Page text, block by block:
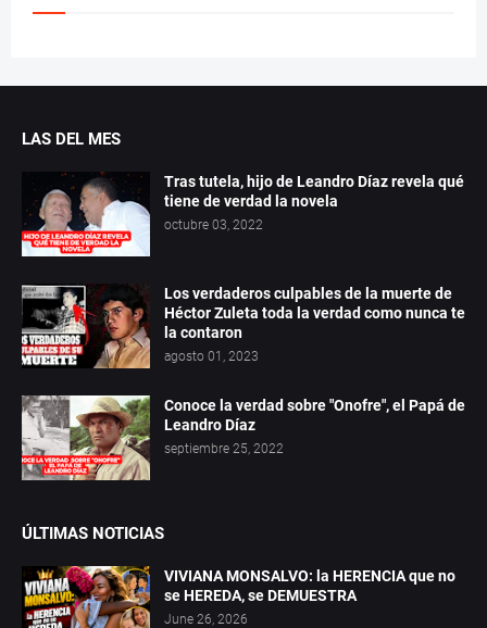
LAS DEL MES
Tras tutela, hijo de Leandro Díaz revela qué
tiene de verdad la novela
octubre 03, 2022
Los verdaderos culpables de la muerte de
Héctor Zuleta toda la verdad como nunca te
la contaron
agosto 01, 2023
Conoce la verdad sobre "Onofre", el Papá de
Leandro Díaz
septiembre 25, 2022
ÚLTIMAS NOTICIAS
VIVIANA MONSALVO: la HERENCIA que no
se HEREDA, se DEMUESTRA
June 26, 2026